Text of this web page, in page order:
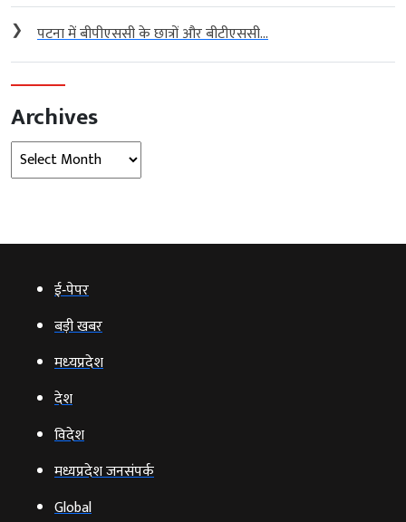
❯ पटना में बीपीएससी के छात्रों और बीटीएससी...
Archives
Archives
ई‑पेपर
बड़ी खबर
मध्‍यप्रदेश
देश
विदेश
मध्यप्रदेश जनसंपर्क
Global